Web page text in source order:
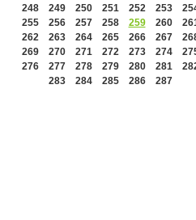
248
249 250 251 252 253
255
256 257 258 259 260
262
263 264 265 266 267
269
270 271 272 273 274
276
277 278 279 280 281
283
284 285 286 287